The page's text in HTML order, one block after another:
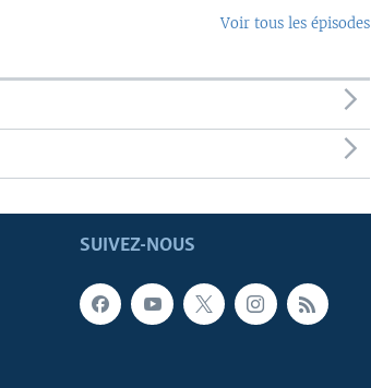
Voir tous les épisodes
SUIVEZ-NOUS